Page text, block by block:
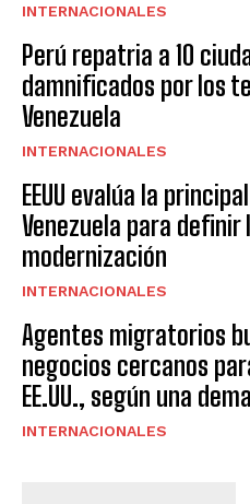
INTERNACIONALES
Perú repatria a 10
damnificados por los
Venezuela
INTERNACIONALES
EEUU evalúa la
Venezuela para definir
modernización
INTERNACIONALES
Agentes migratorios
negocios cercanos
EE.UU., según una
INTERNACIONALES